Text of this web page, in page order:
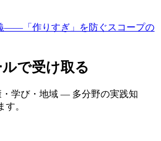
——「作りすぎ」を防ぐスコープの
で受け取る
学び・地域 — 多分野の実践知
。